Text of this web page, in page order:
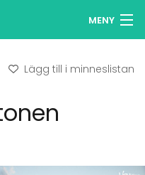
MENY
in
Lägg till i minneslistan